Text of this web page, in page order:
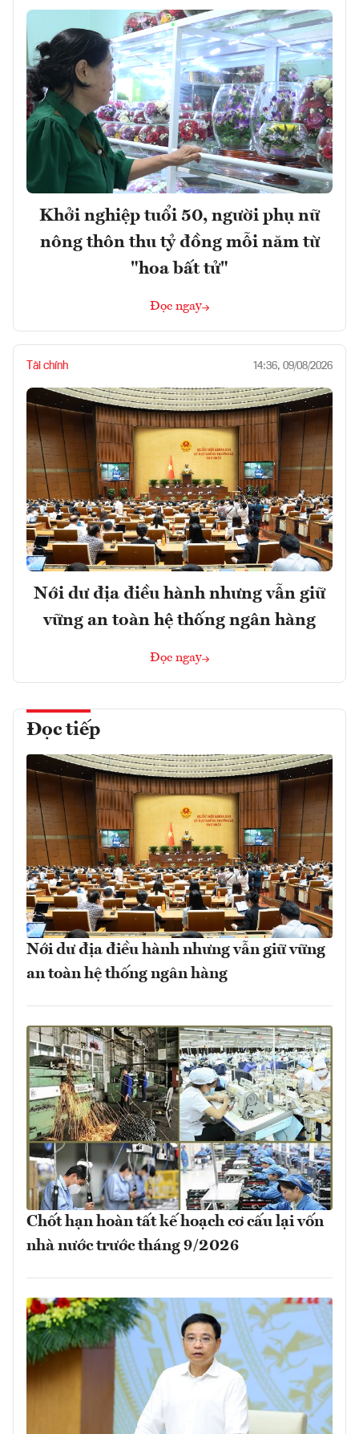
Khởi nghiệp tuổi 50, người phụ nữ
nông thôn thu tỷ đồng mỗi năm từ
"hoa bất tử"
Đọc ngay
Tài chính 14:36, 09/08/2026
Nới dư địa điều hành nhưng vẫn giữ
vững an toàn hệ thống ngân hàng
Đọc ngay
Đọc tiếp
Nới dư địa điều hành nhưng vẫn giữ vững
an toàn hệ thống ngân hàng
Chốt hạn hoàn tất kế hoạch cơ cấu lại vốn
nhà nước trước tháng 9/2026